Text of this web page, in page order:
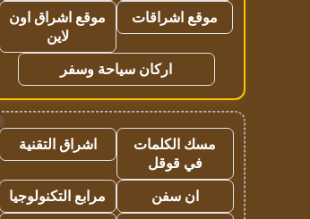
موقع اشراقات
موقع اشراق اون
لاين
اركان سياحة وسفر
مسك الكلمات
في قوقل
اشراق التقنية
ان سفن
مرابع التكنولوجيا